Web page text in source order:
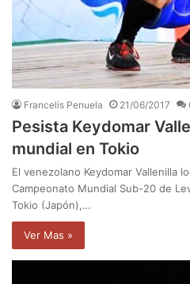
Francelis Penuela 21/06/2017
Pesista Keydomar
mundial en Tokio
El venezolano Keydomar Vallenilla
Campeonato Mundial Sub-20 de
Tokio (Japón),…
Ver Mas »